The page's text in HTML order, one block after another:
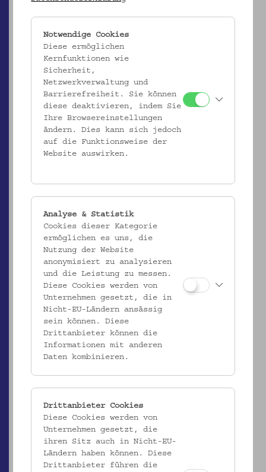
Stickmuster
_MEHR
ÖMV/38.488
Stickmuster
_MEHR
Notwendige Cookies
Diese ermöglichen
Kernfunktionen wie
Sicherheit,
Netzwerkverwaltung und
Barrierefreiheit. Sie können
diese deaktivieren, indem Sie
Ihre Browsereinstellungen
ändern. Dies kann sich jedoch
auf die Funktionsweise der
Website auswirken.
Analyse & Statistik
Cookies dieser Kategorie
ermöglichen es uns, die
Nutzung der Website
anonymisiert zu analysieren
und die Leistung zu messen.
Diese Cookies werden von
Unternehmen gesetzt, die in
Nicht-EU-Ländern ansässig
sein können. Diese
Drittanbieter können die
Informationen mit anderen
Daten kombinieren.
Drittanbieter Cookies
Diese Cookies werden von
Unternehmen gesetzt, die
ihren Sitz auch in Nicht-EU-
Ländern haben können. Diese
Drittanbieter führen die